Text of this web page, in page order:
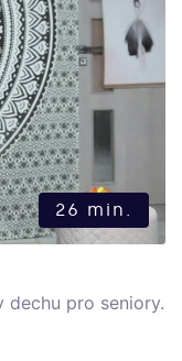
26 min.
dechu pro seniory.